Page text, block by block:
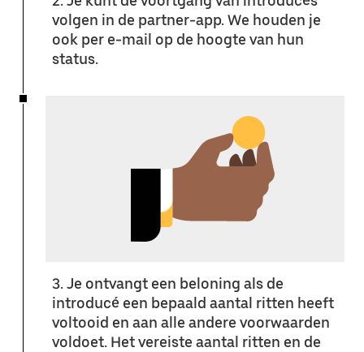
volgen in de partner-app. We houden je
ook per e-mail op de hoogte van hun
status.
3. Je ontvangt een beloning als de
introducé een bepaald aantal ritten heeft
voltooid en aan alle andere voorwaarden
voldoet. Het vereiste aantal ritten en de